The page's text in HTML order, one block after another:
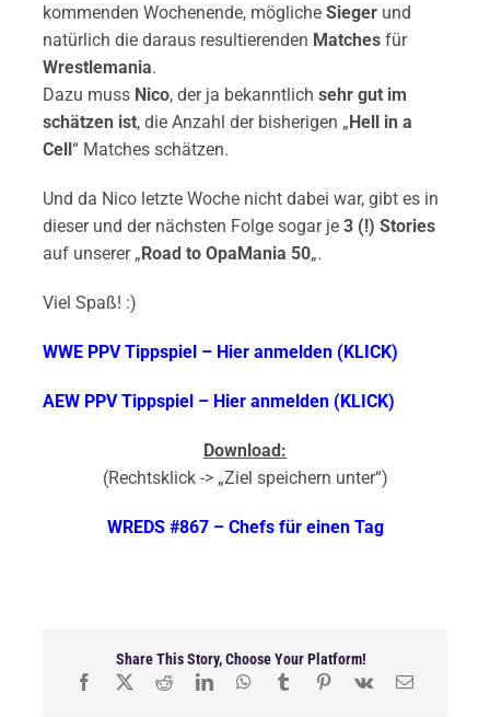
kommenden Wochenende, mögliche Siegerund
natürlich die daraus resultierenden Matchesfür
Wrestlemania.
Dazu muss Nico, der ja bekanntlich sehr gut im
schätzen ist, die Anzahl der bisherigen „Hell in a
Cell“ Matches schätzen.
Und da Nico letzte Woche nicht dabei war, gibt es in
dieser und der nächsten Folge sogar je 3 (!) Stories
auf unserer „Road to OpaMania 50„.
Viel Spaß! :)
WWE PPV Tippspiel – Hier anmelden (KLICK)
AEW PPV Tippspiel – Hier anmelden (KLICK)
Download:
(Rechtsklick -> „Ziel speichern unter“)
WREDS #867 – Chefs für einen Tag
Share This Story, Choose Your Platform!